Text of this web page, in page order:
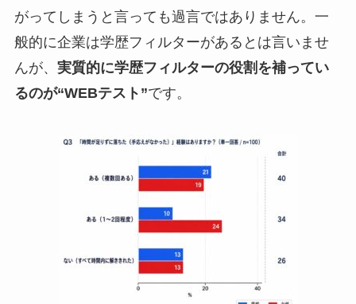
がってしまうと言っても過言ではありません。一
般的に企業は学歴フィルターがあるとは言いませ
んが、 実質的に学歴フィルターの役割を補ってい
るのが“WEBテスト”です。